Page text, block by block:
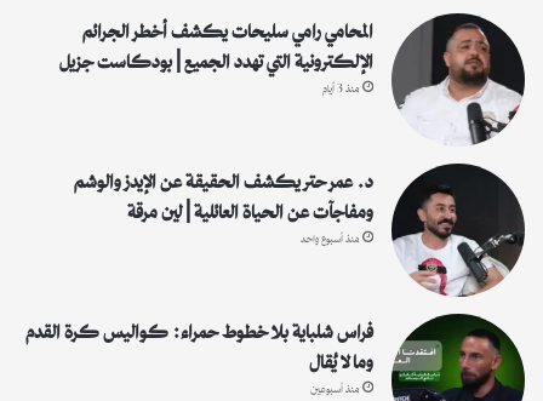
:
المحامي رامي سليحات يكشف أخطر الجرائم
الإلكترونية التي تهدد الجميع | بودكاست جزيل
منذ 3 أيام
د. عمر حتر يكشف الحقيقة عن الإيدز والوشم
ومفاجآت عن الحياة العائلية | لين مرقة
منذ أسبوع واحد
فراس شلباية بلا خطوط حمراء: كواليس كرة القدم
وما لا يُقال
منذ أسبوعين